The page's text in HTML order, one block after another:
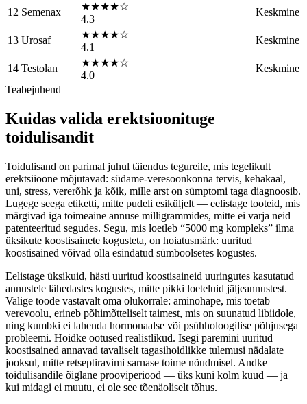
12 Semenax
★★★★☆
4.3
Keskmine
13 Urosaf
★★★★☆
4.1
Keskmine
14 Testolan
★★★★☆
4.0
Keskmine
Teabejuhend
Kuidas valida erektsioonituge
toidulisandit
Toidulisand on parimal juhul täiendus tegureile, mis tegelikult
erektsiioone mõjutavad: südame-veresoonkonna tervis, kehakaal,
uni, stress, vererõhk ja kõik, mille arst on sümptomi taga diagnoosib.
Lugege seega etiketti, mitte pudeli esiküljelt — eelistage tooteid, mis
märgivad iga toimeaine annuse milligrammides, mitte ei varja neid
patenteeritud segudes. Segu, mis loetleb “5000 mg kompleks” ilma
üksikute koostisainete kogusteta, on hoiatusmärk: uuritud
koostisained võivad olla esindatud sümboolsetes kogustes.
Eelistage üksikuid, hästi uuritud koostisaineid uuringutes kasutatud
annustele lähedastes kogustes, mitte pikki loeteluid jäljeannustest.
Valige toode vastavalt oma olukorrale: aminohape, mis toetab
verevoolu, erineb põhimõtteliselt taimest, mis on suunatud libiidole,
ning kumbki ei lahenda hormonaalse või psühholoogilise põhjusega
probleemi. Hoidke ootused realistlikud. Isegi paremini uuritud
koostisained annavad tavaliselt tagasihoidlikke tulemusi nädalate
jooksul, mitte retseptiravimi sarnase toime nõudmisel. Andke
toidulisandile õiglane prooviperiood — üks kuni kolm kuud — ja
kui midagi ei muutu, ei ole see tõenäoliselt tõhus.